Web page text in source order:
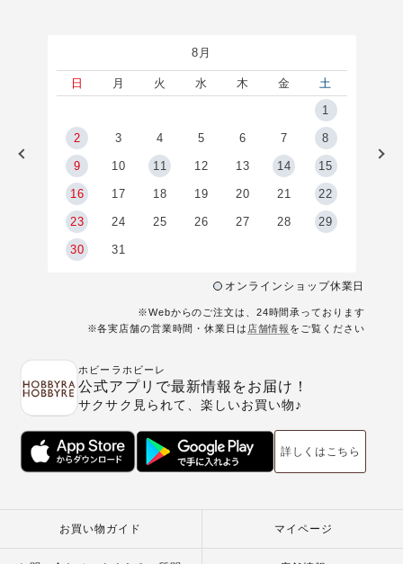
8月
日 月 火 水 木 金
土
1
2 3 4 5 6 7 8
9 10 11 12 13 14 15
16 17 18 19 20 21 22
23 24 25 26 27 28 29
30 31
オンラインショップ休業日
※Webからのご注文は、24時間承っております
※各実店舗の営業時間・休業日は 店舗情報 をご覧ください
ホビーラホビーレ
公式アプリで最新情報をお届け！
サクサク見られて、楽しいお買い物♪
詳しくはこちら
お買い物ガイド マイページ